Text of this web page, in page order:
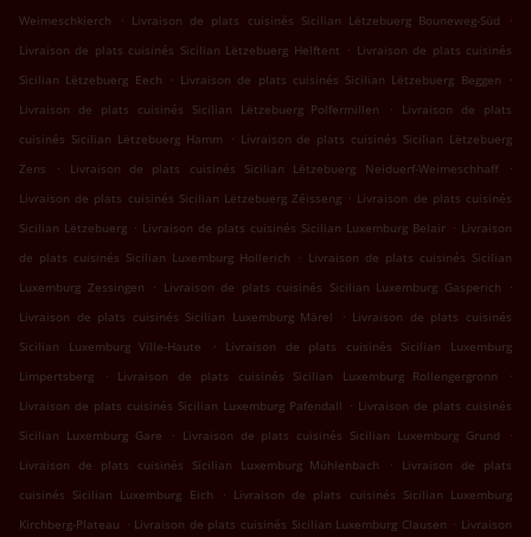
Weimeschkierch
. Livraison de plats cuisinés Sicilian Lëtzebuerg Bouneweg-Süd
.
Livraison de plats cuisinés Sicilian Lëtzebuerg Helftent . Livraison de plats cuisinés
Sicilian Lëtzebuerg Eech
. Livraison de plats cuisinés Sicilian Lëtzebuerg Beggen
.
Livraison de plats cuisinés Sicilian Lëtzebuerg Polfermillen
.
Livraison de plats
cuisinés Sicilian Lëtzebuerg Hamm
. Livraison de plats cuisinés Sicilian Lëtzebuerg
Zens
. Livraison de plats cuisinés Sicilian Lëtzebuerg Neiduerf-Weimeschhaff
.
Livraison de plats cuisinés Sicilian Lëtzebuerg Zéisseng . Livraison de plats cuisinés
Sicilian Lëtzebuerg . Livraison de plats cuisinés Sicilian Luxemburg Belair . Livraison
de plats cuisinés Sicilian Luxemburg Hollerich
. Livraison de plats cuisinés Sicilian
Luxemburg Zessingen
. Livraison de plats cuisinés Sicilian Luxemburg Gasperich
.
Livraison de plats cuisinés Sicilian Luxemburg Märel
. Livraison de plats cuisinés
Sicilian Luxemburg Ville-Haute
.
Livraison de plats cuisinés Sicilian Luxemburg
Limpertsberg
. Livraison de plats cuisinés Sicilian Luxemburg Rollengergronn
.
Livraison de plats cuisinés Sicilian Luxemburg Pafendall . Livraison de plats cuisinés
Sicilian Luxemburg Gare
. Livraison de plats cuisinés Sicilian Luxemburg Grund
.
Livraison de plats cuisinés Sicilian Luxemburg Mühlenbach
.
Livraison de plats
cuisinés Sicilian Luxemburg Eich
. Livraison de plats cuisinés Sicilian Luxemburg
Kirchberg-Plateau . Livraison de plats cuisinés Sicilian Luxemburg Clausen . Livraison